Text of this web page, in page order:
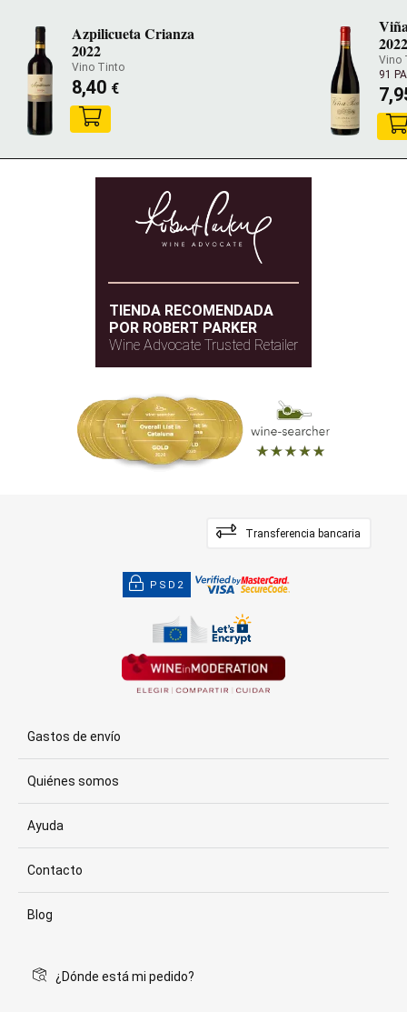
Azpilicueta Crianza
2022
Vino Tinto
8,40 €
2022
Vino
91
TIENDA RECOMENDADA
POR ROBERT PARKER
Wine Advocate Trusted Retailer
Transferencia bancaria
PSD2
Gastos de envío
Quiénes somos
Ayuda
Contacto
Blog
¿Dónde está mi pedido?